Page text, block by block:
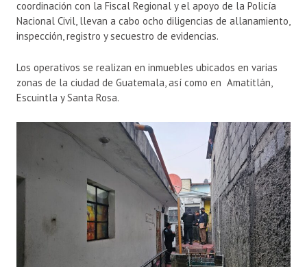
coordinación con la Fiscal Regional y el apoyo de la Policía
Nacional Civil, llevan a cabo ocho diligencias de allanamiento,
inspección, registro y secuestro de evidencias.
Los operativos se realizan en inmuebles ubicados en varias
zonas de la ciudad de Guatemala, así como en Amatitlán,
Escuintla y Santa Rosa.